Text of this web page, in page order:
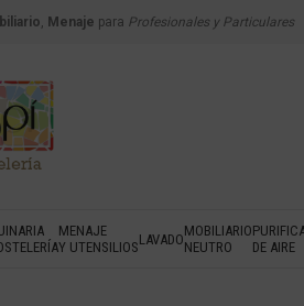
, Menaje para Profesionales y Particulares
MENAJE
Y UTENSILIOSLAVADOMOBILIARIO
NEUTRO
DE AIRE